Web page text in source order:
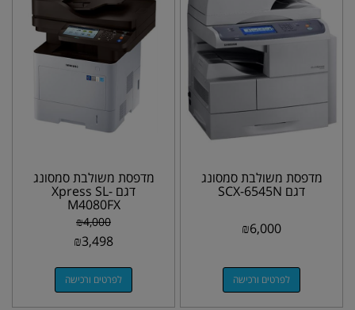
מדפסת משולבת סמסונג
דגם SCX-6545N
₪6,000
לפרטים ורכישה
מדפסת משולבת סמסונג
דגם Xpress SL-
M4080FX
₪4,000
₪3,498
לפרטים ורכישה